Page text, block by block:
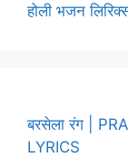
होली भजन
बरसेला रंग |
LYRICS